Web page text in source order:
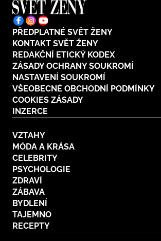
PŘEDPLATNÉ SVĚT ŽENY
KONTAKT SVĚT ŽENY
REDAKČNÍ ETICKÝ KODEX
ZÁSADY OCHRANY SOUKROMÍ
NASTAVENÍ SOUKROMÍ
VŠEOBECNÉ OBCHODNÍ PODMÍNKY
COOKIES ZÁSADY
INZERCE
VZTAHY
MÓDA A KRÁSA
CELEBRITY
PSYCHOLOGIE
ZDRAVÍ
ZÁBAVA
BYDLENÍ
TAJEMNO
RECEPTY